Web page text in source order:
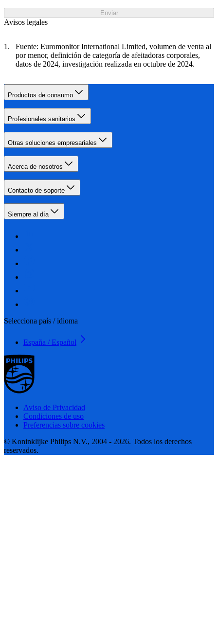
Enviar
Avisos legales
Fuente: Euromonitor International Limited, volumen de venta al
por menor, definición de categoría de afeitadoras corporales,
datos de 2024, investigación realizada en octubre de 2024.
Productos de consumo
Profesionales sanitarios
Otras soluciones empresariales
Acerca de nosotros
Contacto de soporte
Siempre al día
Selecciona país / idioma
España / Español
Aviso de Privacidad
Condiciones de uso
Preferencias sobre cookies
© Koninklijke Philips N.V., 2004 - 2026. Todos los derechos
reservados.